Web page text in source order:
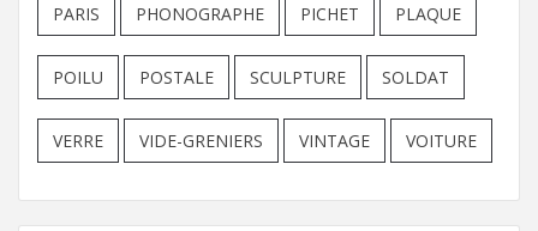
PARIS PHONOGRAPHE PICHET PLAQUE
POILU POSTALE SCULPTURE SOLDAT
VERRE VIDE-GRENIERS VINTAGE VOITURE